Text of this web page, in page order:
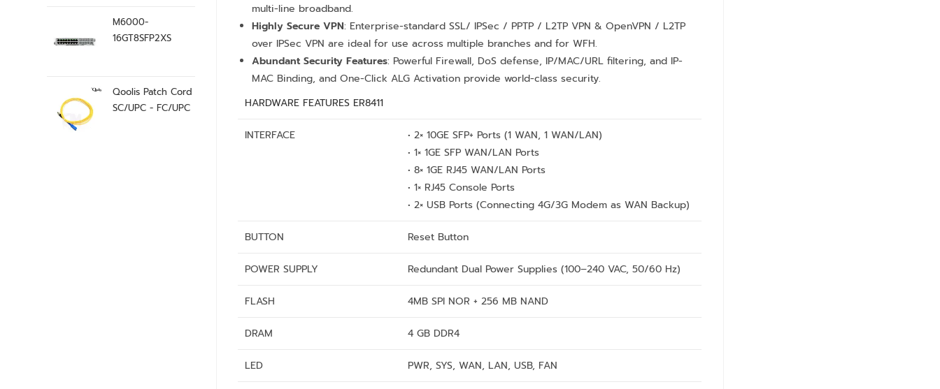
multi-line broadband.
Highly Secure VPN: Enterprise-standard SSL/ IPSec / PPTP / L2TP VPN & OpenVPN / L2TP
over IPSec VPN are ideal for use across multiple branches and for WFH.
Abundant Security Features: Powerful Firewall, DoS defense, IP/MAC/URL filtering, and IP-
MAC Binding, and One-Click ALG Activation provide world-class security.
HARDWARE FEATURES ER8411
INTERFACE
• 2× 10GE SFP+ Ports (1 WAN, 1 WAN/LAN)
• 1× 1GE SFP WAN/LAN Ports
• 8× 1GE RJ45 WAN/LAN Ports
• 1× RJ45 Console Ports
• 2× USB Ports (Connecting 4G/3G Modem as WAN Backup)
BUTTON Reset Button
POWER SUPPLY Redundant Dual Power Supplies (100–240 VAC, 50/60 Hz)
FLASH 4MB SPI NOR + 256 MB NAND
DRAM 4 GB DDR4
LED PWR, SYS, WAN, LAN, USB, FAN
M6000-
16GT8SFP2XS
Qoolis Patch Cord
SC/UPC - FC/UPC